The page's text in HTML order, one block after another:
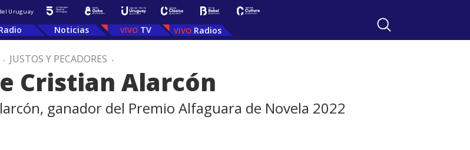
Uruguay
Noticias TV Radios
. JUSTOS Y PECADORES .
Cristian Alarcón
ganador del Premio Alfaguara de Novela 2022